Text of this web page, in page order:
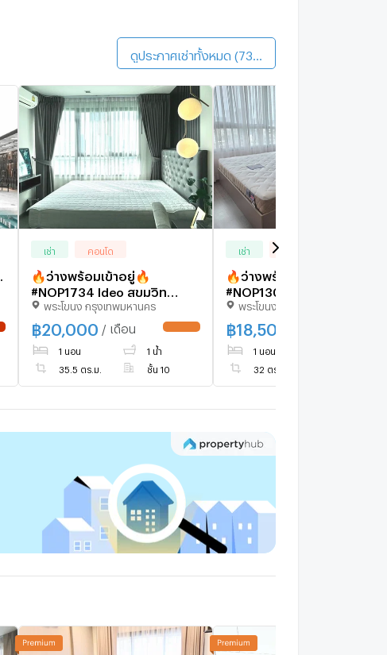
เช่า คอนโด
🔥ว่างพร้อมเข้าอยู่🔥
#NOP1734 Ideo สุขุมวิท
93✅แอดไลน์นัดชมห้อง🌸
พระโขนง กรุงเทพมหานคร
฿20,000 / เดือน
1 นอน 1 น้ำ
35.5 ตร.ม. ชั้น 10
เช่า
🔥ว่างพร้อมเข้าอยู่🔥
#NOP1307 Ideo สุขุมวิท
93✅แอดไลน์นัดชมห้อง🌸
พระโขนง กรุงเทพมหานคร
฿18,500
1 นอน
32 ตร.ม.